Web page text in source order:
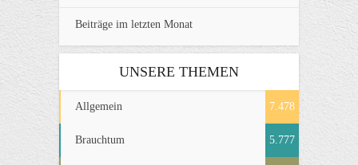
Beiträge im letzten Monat
UNSERE THEMEN
Allgemein 7.478
Brauchtum 5.777